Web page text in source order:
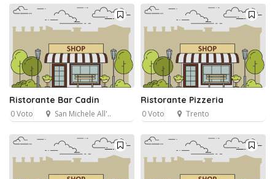
Ristorante Bar Cadin
0 Voto San Michele All'..
Ristorante Pizzeria
0 Voto Trento